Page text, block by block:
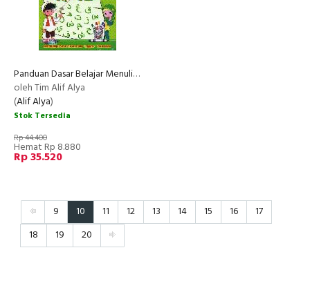
Panduan Dasar Belajar Menulis dan Membaca Huruf dan Angka Arab
oleh Tim Alif Alya
(Alif Alya)
Stok Tersedia
Rp 44.400
Hemat Rp 8.880
Rp 35.520
9 10 11 12 13 14 15 16
17
18
19 20